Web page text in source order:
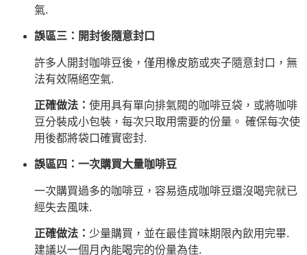
氣.
誤區三：開封後隨意封口
許多人開封咖啡豆後，僅用橡皮筋或夾子隨意封口，無
法有效隔絕空氣.
正確做法： 使用具有單向排氣閥的咖啡豆袋，或將咖啡
豆分裝成小包裝，每次只取用需要的份量。 確保每次使
用後都將袋口確實密封.
誤區四：一次購買大量咖啡豆
一次購買過多的咖啡豆，容易造成咖啡豆還沒喝完就已
經失去風味.
正確做法： 少量購買，並在最佳賞味期限內飲用完畢.
建議以一個月內能喝完的份量為佳.